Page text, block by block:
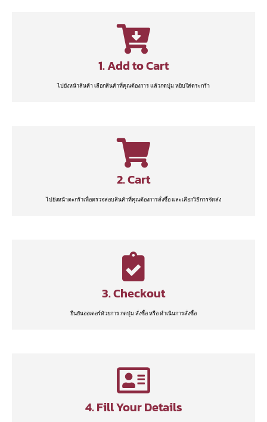
1. Add to Cart
ไปยังหน้าสินค้า เลือกสินค้าที่คุณต้องการ แล้วกดปุ่ม หยิบใส่ตระกร้า
2. Cart
ไปยังหน้าตะกร้าเพื่อตรวจสอบสินค้าที่คุณต้องการสั่งซื้อ และเลือกวิธีการจัดส่ง
3. Checkout
ยืนยันออเดอร์ด้วยการ กดปุ่ม สั่งซื้อ หรือ ดำเนินการสั่งซื้อ
4. Fill Your Details